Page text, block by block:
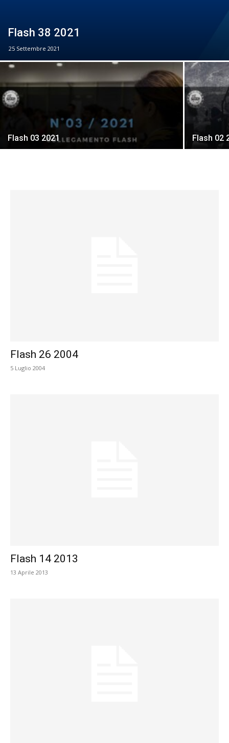
Flash 38 2021
25 Settembre 2021
Flash 03 2021 Flash 02
Flash 26 2004
5 Luglio 2004
Flash 14 2013
13 Aprile 2013